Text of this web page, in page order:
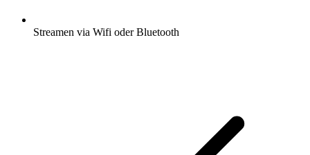
Streamen via Wifi oder Bluetooth